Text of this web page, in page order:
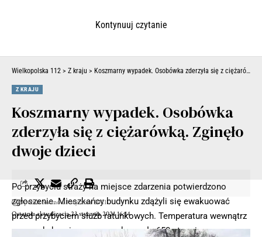
Po przybyciu straży na miejsce zdarzenia potwierdzono
zgłoszenie. Mieszkańcy budynku zdążyli się ewakuować
przed przybyciem służb ratunkowych. Temperatura wewnątrz
przewodu kominowego przekraczała 650 stopni.
Kontynuuj czytanie
Wielkopolska 112 > Z kraju > Koszmarny wypadek. Osobówka zderzyła się z ciężarówką. Zginęło dwoje dzieci
Z KRAJU
Koszmarny wypadek. Osobówka
zderzyła się z ciężarówką. Zginęło
dwoje dzieci
Ostatnia aktualizacja 23 stycznia 2021 16:14
Opublikowano 23 stycznia 2021